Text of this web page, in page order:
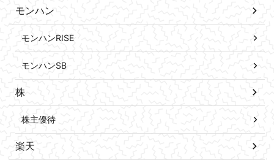
モンハン
モンハンRISE
モンハンSB
株
株主優待
楽天